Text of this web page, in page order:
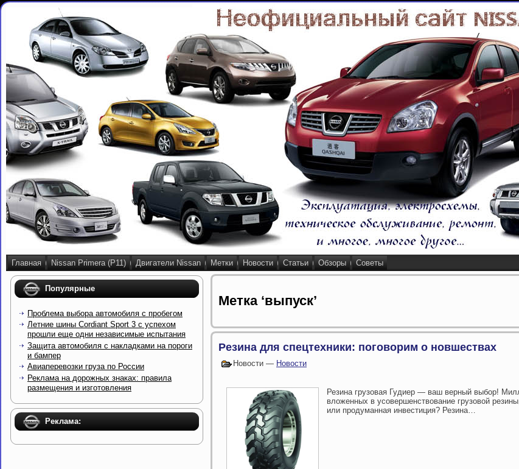
Главная Nissan Primera (P11) Двигатели Nissan Метки Новости Статьи Обзоры Советы
Популярные
Проблема выбора автомобиля с пробегом
Летние шины Cordiant Sport 3 с успехом
прошли еще одни независимые испытания
Защита автомобиля с накладками на пороги
и бампер
Авиаперевозки груза по России
Реклама на дорожных знаках: правила
размещения и изготовления
Реклама:
Метка ‘выпуск’
Резина для спецтехники: поговорим о новшествах
Новости — Новости
Резина грузовая Гудиер — ваш верный выбор!
вложенных в усовершенствование грузовой
или продуманная инвестиция? Резина…